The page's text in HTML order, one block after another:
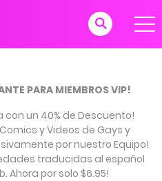
PARA MIEMBROS VIP!
con un 40% de Descuento!
y Videos de Gays y
por nuestro Equipo!
traducidas al español
Ahora por solo $6.95!